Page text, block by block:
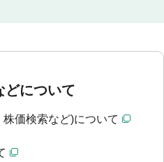
どについて
価検索など)について